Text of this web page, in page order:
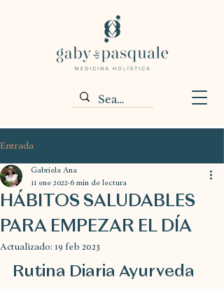
Entrada
HÁBITOS SALUDABLES
PARA EMPEZAR EL DÍA
Gabriela Ana
11 ene 2022 6 min de lectura
Actualizado: 19 feb 2023
Rutina Diaria Ayurveda